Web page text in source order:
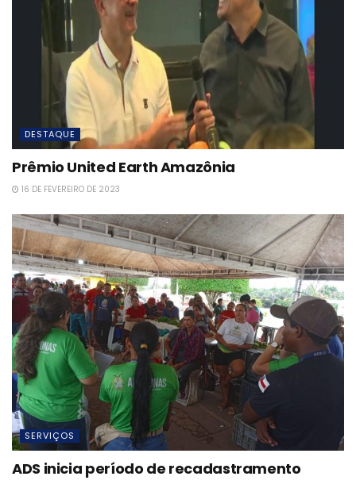
DESTAQUE
Prêmio United Earth Amazônia
16 DE FEVEREIRO DE 2023
SERVIÇOS
ADS inicia período de recadastramento